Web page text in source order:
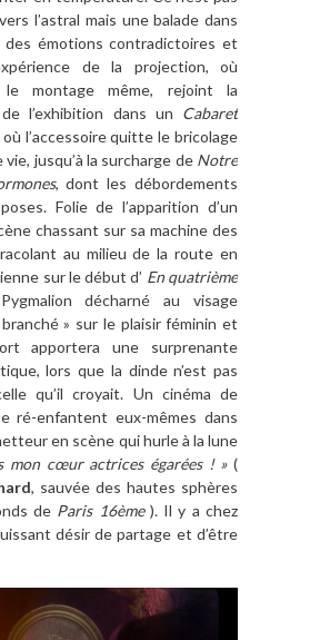
l’astral mais une balade dans
des émotions contradictoires et
de la projection, où
montage même, rejoint la
l’exhibition dans un Cabaret
où l’accessoire quitte le bricolage
jusqu’à la surcharge de Notre
, dont les débordements
Folie de l’apparition d’un
chassant sur sa machine des
au milieu de la route en
sur le début d’ En quatrième
décharné au visage
» sur le plaisir féminin et
apportera une surprenante
lors que la dinde n’est pas
qu’il croyait. Un cinéma de
ré-enfantent eux-mêmes dans
en scène qui hurle à la lune
mon cœur actrices égarées ! »(
, sauvée des hautes sphères
de Paris 16ème ). Il y a chez
désir de partage et d’être